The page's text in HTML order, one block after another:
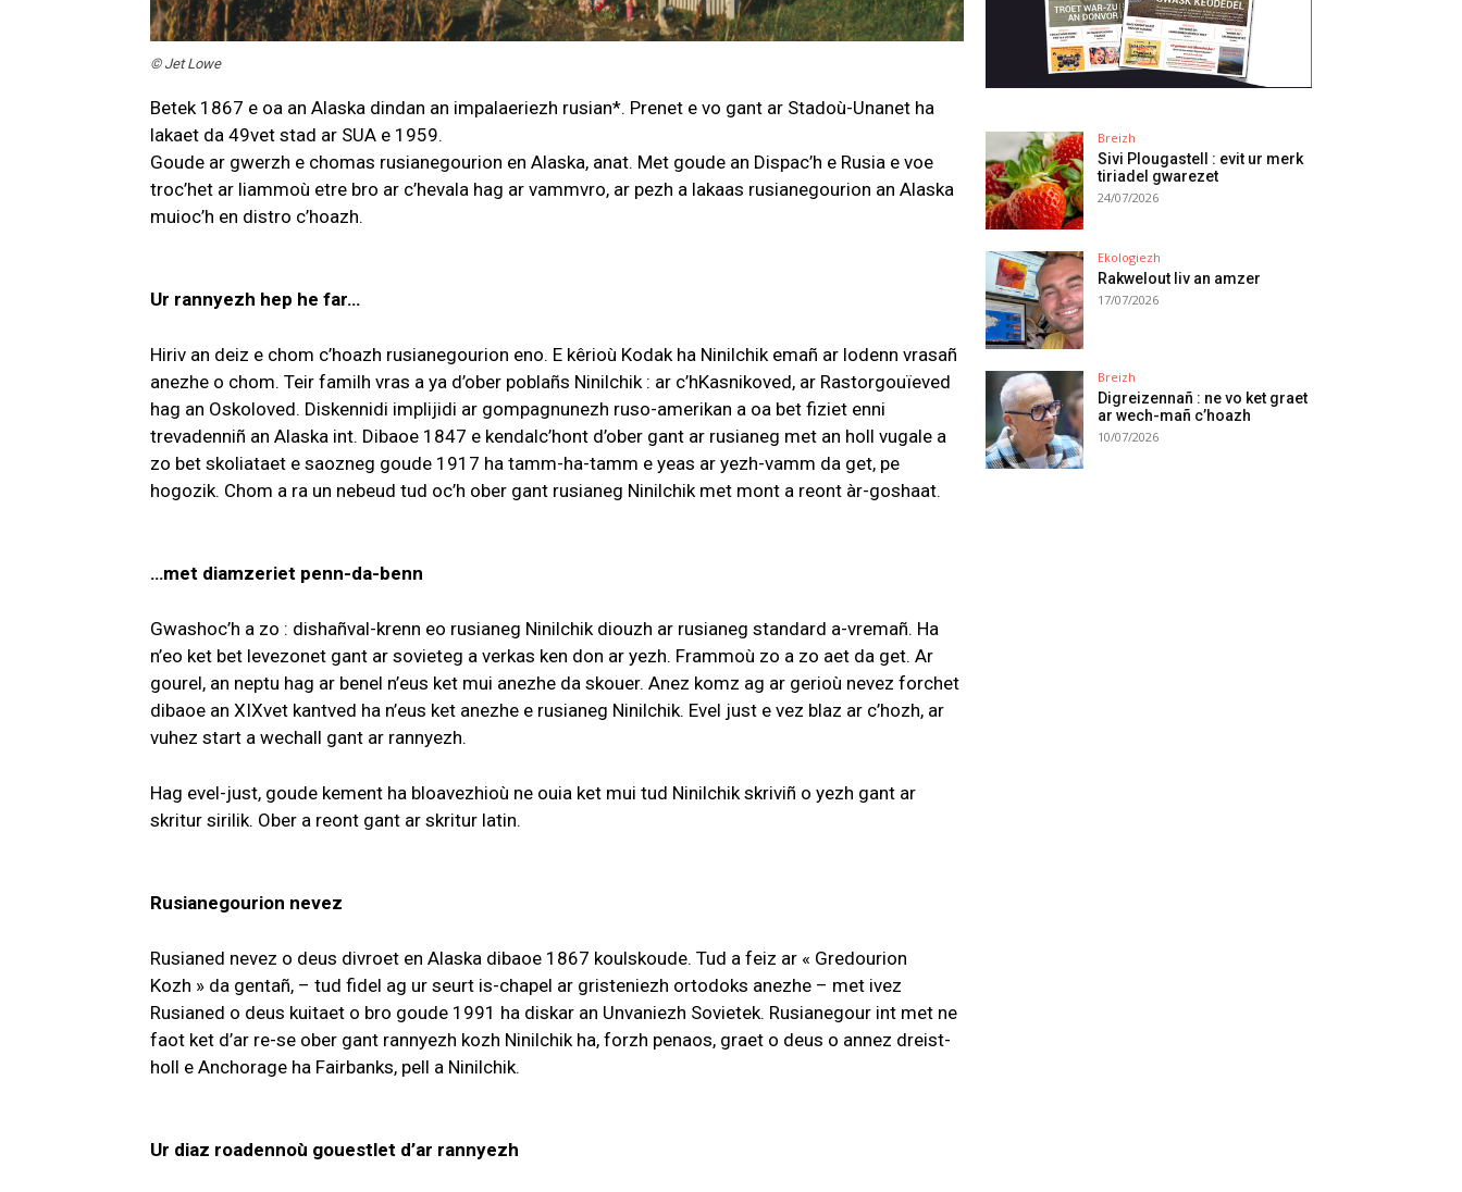
© Jet Lowe
Betek 1867 e oa an Alaska dindan an impalaeriezh rusian*. Prenet e vo gant ar Stadoù-Unanet ha
lakaet da 49vet stad ar SUA e 1959.
Goude ar gwerzh e chomas rusianegourion en Alaska, anat. Met goude an Dispac’h e Rusia e voe
troc’het ar liammoù etre bro ar c’hevala hag ar vammvro, ar pezh a lakaas rusianegourion an Alaska
muioc’h en distro c’hoazh.
Ur rannyezh hep he far…
Hiriv an deiz e chom c’hoazh rusianegourion eno. E kêrioù Kodak ha Ninilchik emañ ar lodenn vrasañ
anezhe o chom. Teir familh vras a ya d’ober poblañs Ninilchik : ar c’hKasnikoved, ar Rastorgouïeved
hag an Oskoloved. Diskennidi implijidi ar gompagnunezh ruso-amerikan a oa bet fiziet enni
trevadenniñ an Alaska int. Dibaoe 1847 e kendalc’hont d’ober gant ar rusianeg met an holl vugale a
zo bet skoliataet e saozneg goude 1917 ha tamm-ha-tamm e yeas ar yezh-vamm da get, pe
hogozik. Chom a ra un nebeud tud oc’h ober gant rusianeg Ninilchik met mont a reont àr-goshaat.
…met diamzeriet penn-da-benn
Gwashoc’h a zo : dishañval-krenn eo rusianeg Ninilchik diouzh ar rusianeg standard a-vremañ. Ha
n’eo ket bet levezonet gant ar sovieteg a verkas ken don ar yezh. Frammoù zo a zo aet da get. Ar
gourel, an neptu hag ar benel n’eus ket mui anezhe da skouer. Anez komz ag ar gerioù nevez forchet
dibaoe an XIXvet kantved ha n’eus ket anezhe e rusianeg Ninilchik. Evel just e vez blaz ar c’hozh, ar
vuhez start a wechall gant ar rannyezh.
Hag evel-just, goude kement ha bloavezhioù ne ouia ket mui tud Ninilchik skriviñ o yezh gant ar
skritur sirilik. Ober a reont gant ar skritur latin.
Rusianegourion nevez
Rusianed nevez o deus divroet en Alaska dibaoe 1867 koulskoude. Tud a feiz ar « Gredourion
Kozh » da gentañ, – tud fidel ag ur seurt is-chapel ar gristeniezh ortodoks anezhe – met ivez
Rusianed o deus kuitaet o bro goude 1991 ha diskar an Unvaniezh Sovietek. Rusianegour int met ne
faot ket d’ar re-se ober gant rannyezh kozh Ninilchik ha, forzh penaos, graet o deus o annez dreist-
holl e Anchorage ha Fairbanks, pell a Ninilchik.
Ur diaz roadennoù gouestlet d’ar rannyezh
Breizh
Sivi Plougastell : evit ur merk
tiriadel gwarezet
24/07/2026
Ekologiezh
Rakwelout liv an amzer
17/07/2026
Breizh
Digreizennañ : ne vo ket graet
ar wech-mañ c’hoazh
10/07/2026